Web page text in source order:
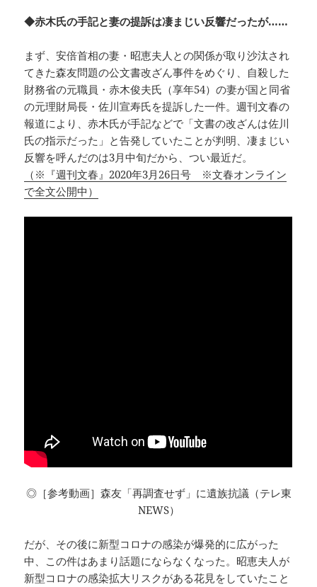
◆赤木氏の手記と妻の提訴は凄まじい反響だったが……
まず、安倍首相の妻・昭恵夫人との関係が取り沙汰され
てきた森友問題の公文書改ざん事件をめぐり、自殺した
財務省の元職員・赤木俊夫氏（享年54）の妻が国と同省
の元理財局長・佐川宣寿氏を提訴した一件。週刊文春の
報道により、赤木氏が手記などで「文書の改ざんは佐川
氏の指示だった」と告発していたことが判明、凄まじい
反響を呼んだのは3月中旬だから、つい最近だ。
（※『週刊文春』2020年3月26日号 ※文春オンライン
で全文公開中）
◎［参考動画］森友「再調査せず」に遺族抗議（テレ東
NEWS）
だが、その後に新型コロナの感染が爆発的に広がった
中、この件はあまり話題にならなくなった。昭恵夫人が
新型コロナの感染拡大リスクがある花見をしていたこと